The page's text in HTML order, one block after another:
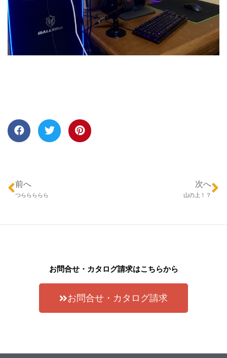
前へ
つららららら
次へ
山の上！？
お問合せ・カタログ請求はこちらから
お問合せ・カタログ請求